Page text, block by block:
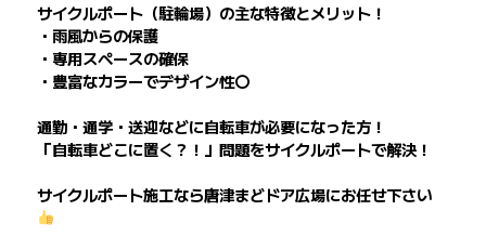
サイクルポート（駐輪場）の主な特徴とメリット！
・雨風からの保護
・専用スペースの確保
・豊富なカラーでデザイン性〇
通勤・通学・送迎などに自転車が必要になった方！
「自転車どこに置く？！」問題をサイクルポートで解決！
サイクルポート施工なら唐津まどドア広場にお任せ下さい